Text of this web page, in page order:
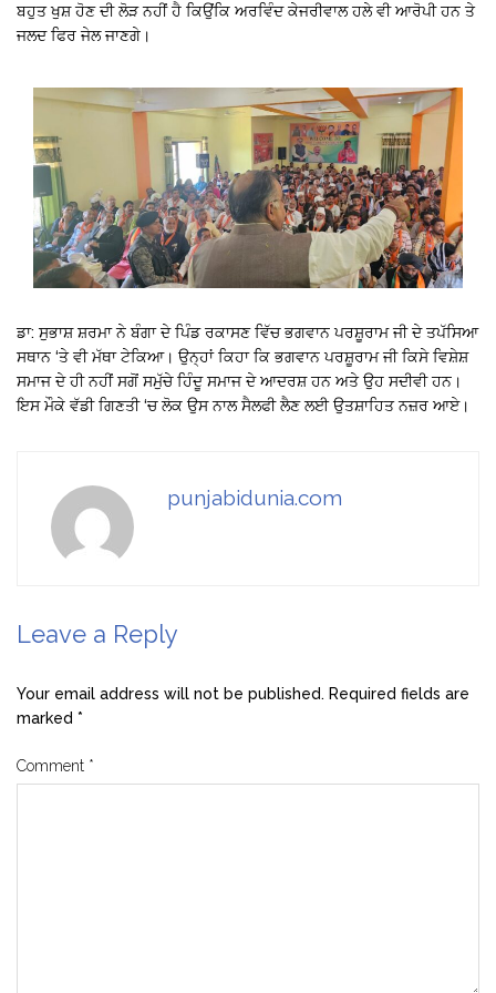
ਬਹੁਤ ਖੁਸ਼ ਹੋਣ ਦੀ ਲੋੜ ਨਹੀਂ ਹੈ ਕਿਉਂਕਿ ਅਰਵਿੰਦ ਕੇਜਰੀਵਾਲ ਹਲੇ ਵੀ ਆਰੋਪੀ ਹਨ ਤੇ
ਜਲਦ ਫਿਰ ਜੇਲ ਜਾਣਗੇ।
ਡਾ: ਸੁਭਾਸ਼ ਸ਼ਰਮਾ ਨੇ ਬੰਗਾ ਦੇ ਪਿੰਡ ਰਕਾਸਣ ਵਿੱਚ ਭਗਵਾਨ ਪਰਸ਼ੂਰਾਮ ਜੀ ਦੇ ਤਪੱਸਿਆ
ਸਥਾਨ ‘ਤੇ ਵੀ ਮੱਥਾ ਟੇਕਿਆ। ਉਨ੍ਹਾਂ ਕਿਹਾ ਕਿ ਭਗਵਾਨ ਪਰਸ਼ੂਰਾਮ ਜੀ ਕਿਸੇ ਵਿਸ਼ੇਸ਼
ਸਮਾਜ ਦੇ ਹੀ ਨਹੀਂ ਸਗੋਂ ਸਮੁੱਚੇ ਹਿੰਦੂ ਸਮਾਜ ਦੇ ਆਦਰਸ਼ ਹਨ ਅਤੇ ਉਹ ਸਦੀਵੀ ਹਨ।
ਇਸ ਮੌਕੇ ਵੱਡੀ ਗਿਣਤੀ ‘ਚ ਲੋਕ ਉਸ ਨਾਲ ਸੈਲਫੀ ਲੈਣ ਲਈ ਉਤਸ਼ਾਹਿਤ ਨਜ਼ਰ ਆਏ।
punjabidunia.com
Leave a Reply
Your email address will not be published. Required fields are
marked *
Comment *